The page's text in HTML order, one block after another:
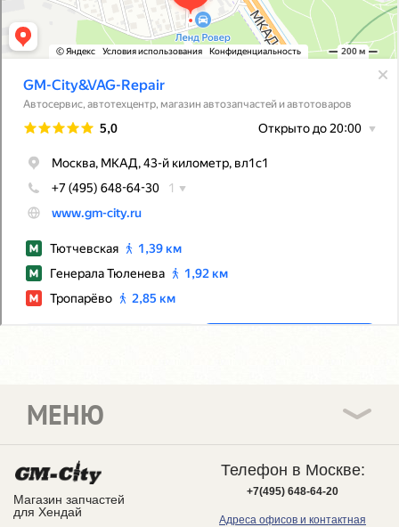
Магазин запчастей
для Хендай
МЕНЮ
Телефон в Москве:
+7(495) 648-64-20
Адреса офисов и контактная